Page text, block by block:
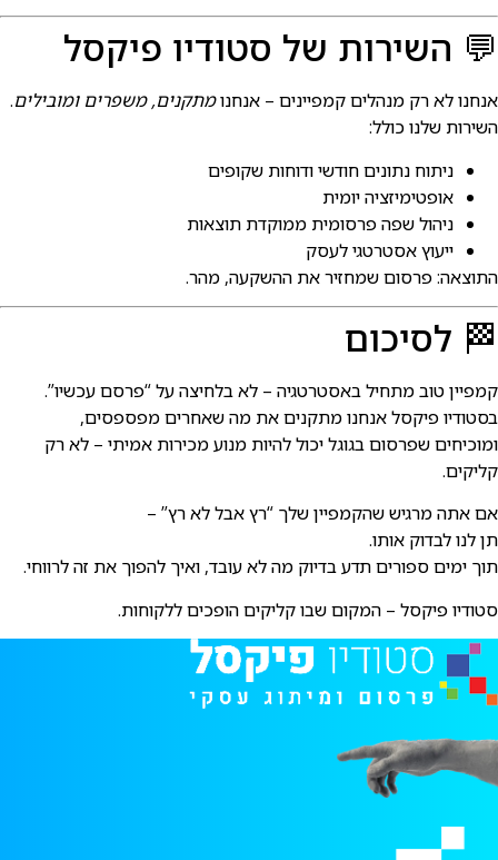
💬 השירות של סטודיו פיקסל
אנחנו לא רק מנהלים קמפיינים – אנחנומתקנים, משפרים ומובילים.
השירות שלנו כולל:
ניתוח נתונים חודשי ודוחות שקופים
אופטימיזציה יומית
ניהול שפה פרסומית ממוקדת תוצאות
ייעוץ אסטרטגי לעסק
התוצאה: פרסום שמחזיר את ההשקעה, מהר.
🏁 לסיכום
קמפיין טוב מתחיל באסטרטגיה – לא בלחיצה על “פרסם עכשיו”.
בסטודיו פיקסל אנחנו מתקנים את מה שאחרים מפספסים,
ומוכיחים שפרסום בגוגל יכול להיות מנוע מכירות אמיתי – לא רק
קליקים.
אם אתה מרגיש שהקמפיין שלך “רץ אבל לא רץ” –
תן לנו לבדוק אותו.
תוך ימים ספורים תדע בדיוק מה לא עובד, ואיך להפוך את זה לרווחי.
סטודיו פיקסל – המקום שבו קליקים הופכים ללקוחות.